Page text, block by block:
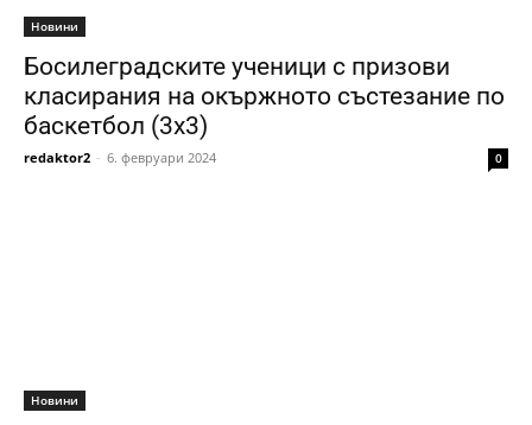
Новини
Босилеградските ученици с призови
класирания на окържното състезание по
баскетбол (3х3)
redaktor2 - 6. февруари 2024 0
Новини